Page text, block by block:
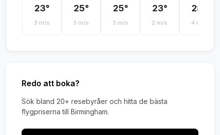
23°
3 m/s
25°
3 m/s
25°
3 m/s
23°
2 m/s
28°
4 m/s
Redo att boka?
Sök bland 20+ resebyråer och hitta de bästa
flygpriserna till Birmingham.